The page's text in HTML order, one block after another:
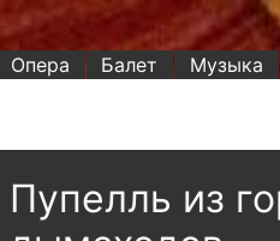
Опера Балет Музыка
Пупелль из